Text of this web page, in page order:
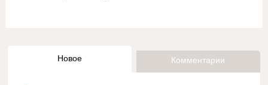
Новое Комментарии